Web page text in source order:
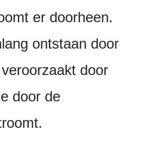
er doorheen.
ontstaan door
door
door de